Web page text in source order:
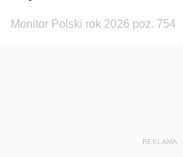
Monitor Polski rok 2026 poz. 754
REKLAMA